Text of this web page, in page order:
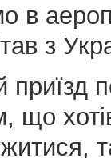
в
з
приїзд
що